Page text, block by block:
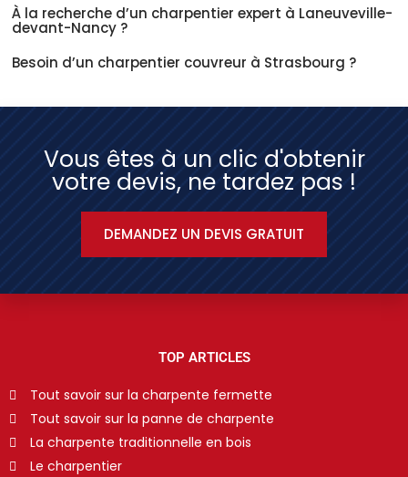
À la recherche d’un charpentier expert à Laneuveville-
devant-Nancy ?
Besoin d’un charpentier couvreur à Strasbourg ?
Vous êtes à un clic d'obtenir
votre devis, ne tardez pas !
DEMANDEZ UN DEVIS GRATUIT
TOP ARTICLES
Tout savoir sur la charpente fermette
Tout savoir sur la panne de charpente
La charpente traditionnelle en bois
Le charpentier